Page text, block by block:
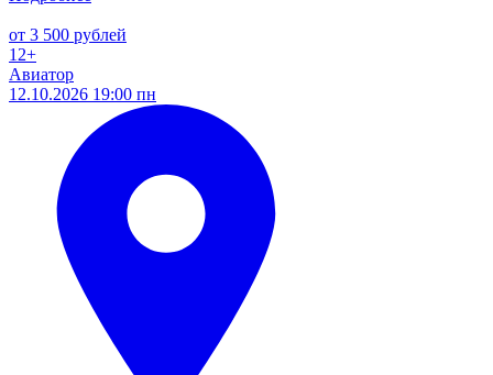
от 3 500 рублей
12+
Авиатор
12.10.2026 19:00 пн